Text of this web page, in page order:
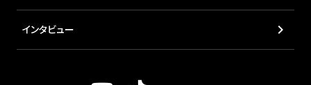
インタビュー keyboard_arrow_right